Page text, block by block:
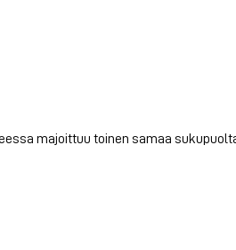
majoittuu toinen samaa